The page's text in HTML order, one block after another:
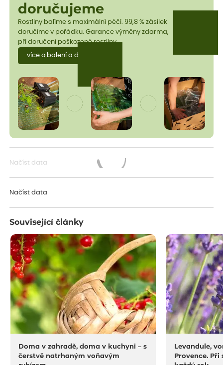
doručujeme
Rostliny balíme s maximální péčí. 99,8 % zásilek
doručíme v pořádku. Garance výměny zdarma,
při doručení poškozené rostliny.
více o balení a dopravě
Načíst data
Načíst data
Související články
Doma v zahradě, doma v kuchyni – s
čerstvě natrhaným voňavým
Levandule,
Provence.